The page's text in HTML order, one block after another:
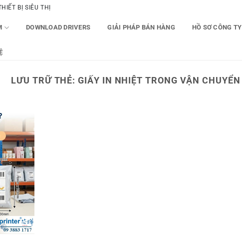
BỊ SIÊU THỊ
DOWNLOAD DRIVERS GIẢI PHÁP BÁN HÀNG HỒ SƠ CÔNG TY
LƯU TRỮ THẺ:GIẤY IN NHIỆT TRONG VẬN CHUYỂN